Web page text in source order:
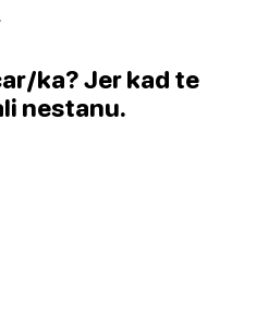
ka? Jer kad te
nestanu.